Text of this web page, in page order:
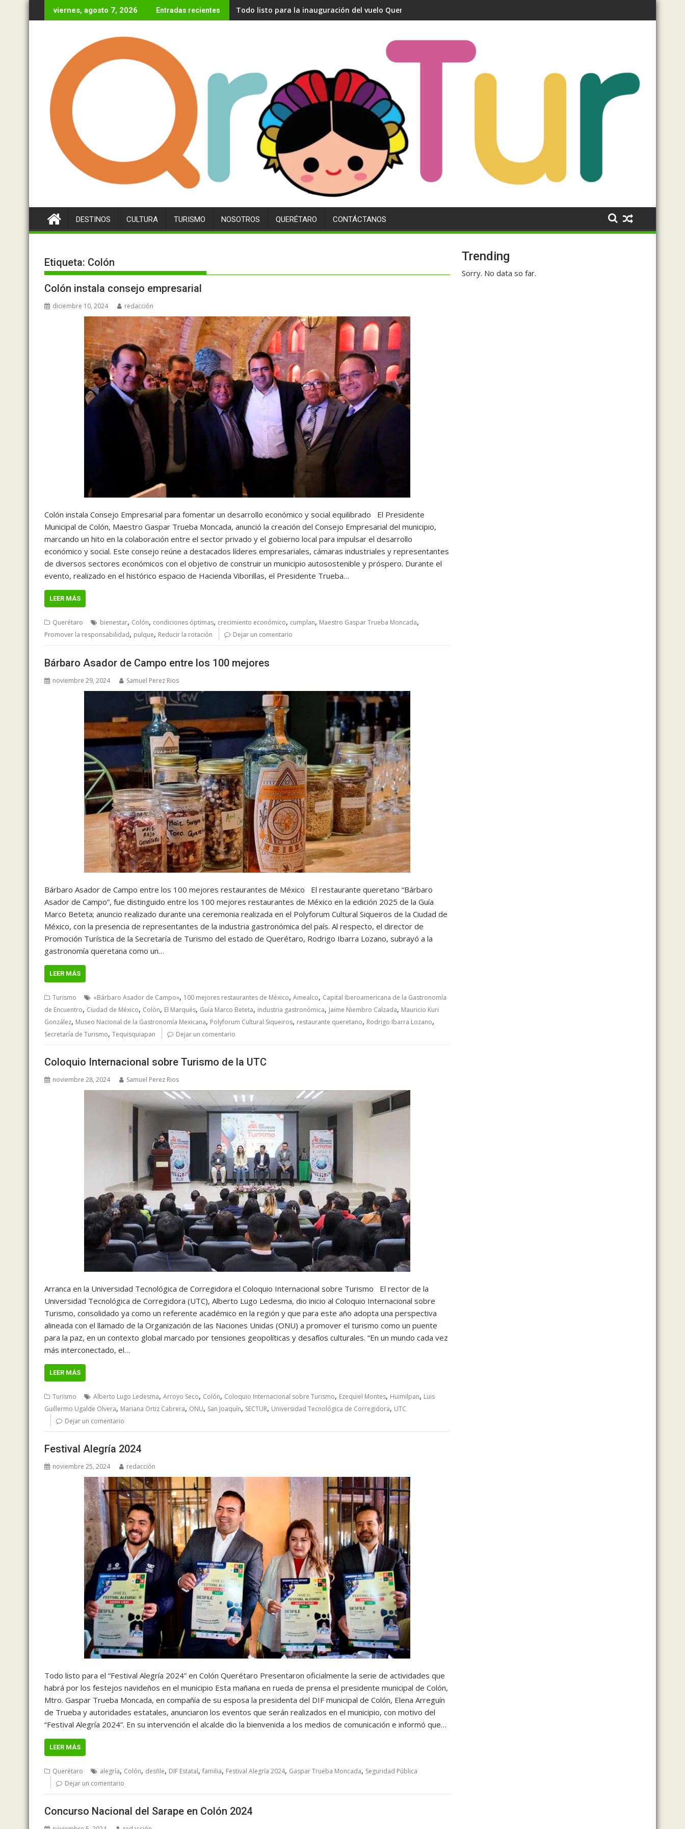
al
viernes, agosto 7, 2026 Entradas recientes Todo listo para la inauguración del vuelo Querétaro- Madrid
DESTINOS CULTURA TURISMO NOSOTROS QUERÉTARO CONTÁCTANOS
Etiqueta: Colón
Colón instala consejo empresarial
diciembre 10, 2024 redacción
Colón instala Consejo Empresarial para fomentar un desarrollo económico y social equilibrado El Presidente
Municipal de Colón, Maestro Gaspar Trueba Moncada, anunció la creación del Consejo Empresarial del municipio,
marcando un hito en la colaboración entre el sector privado y el gobierno local para impulsar el desarrollo
económico y social. Este consejo reúne a destacados líderes empresariales, cámaras industriales y representantes
de diversos sectores económicos con el objetivo de construir un municipio autosostenible y próspero. Durante el
evento, realizado en el histórico espacio de Hacienda Viborillas, el Presidente Trueba…
LEER MÁS
Querétaro bienestar, Colón, condiciones óptimas, crecimiento económico, cumplan, Maestro Gaspar Trueba Moncada,
Promover la responsabilidad, pulque, Reducir la rotación Dejar un comentario
Bárbaro Asador de Campo entre los 100 mejores
noviembre 29, 2024 Samuel Perez Rios
Bárbaro Asador de Campo entre los 100 mejores restaurantes de México El restaurante queretano “Bárbaro
Asador de Campo”, fue distinguido entre los 100 mejores restaurantes de México en la edición 2025 de la Guía
Marco Beteta; anuncio realizado durante una ceremonia realizada en el Polyforum Cultural Siqueiros de la Ciudad de
México, con la presencia de representantes de la industria gastronómica del país. Al respecto, el director de
Promoción Turística de la Secretaría de Turismo del estado de Querétaro, Rodrigo Ibarra Lozano, subrayó a la
gastronomía queretana como un…
LEER MÁS
Turismo «Bárbaro Asador de Campo», 100 mejores restaurantes de México, Amealco, Capital Iberoamericana de la Gastronomía
de Encuentro, Ciudad de México, Colón, El Marqués, Guía Marco Beteta, industria gastronómica, Jaime Niembro Calzada, Mauricio Kuri
González, Museo Nacional de la Gastronomía Mexicana, Polyforum Cultural Siqueiros, restaurante queretano, Rodrigo Ibarra Lozano,
Secretaría de Turismo, Tequisquiapan Dejar un comentario
Coloquio Internacional sobre Turismo de la UTC
noviembre 28, 2024 Samuel Perez Rios
Arranca en la Universidad Tecnológica de Corregidora el Coloquio Internacional sobre Turismo El rector de la
Universidad Tecnológica de Corregidora (UTC), Alberto Lugo Ledesma, dio inicio al Coloquio Internacional sobre
Turismo, consolidado ya como un referente académico en la región y que para este año adopta una perspectiva
alineada con el llamado de la Organización de las Naciones Unidas (ONU) a promover el turismo como un puente
para la paz, en un contexto global marcado por tensiones geopolíticas y desafíos culturales. “En un mundo cada vez
más interconectado, el…
LEER MÁS
Turismo Alberto Lugo Ledesma, Arroyo Seco, Colón, Coloquio Internacional sobre Turismo, Ezequiel Montes, Huimilpan, Luis
Guillermo Ugalde Olvera, Mariana Ortiz Cabrera, ONU, San Joaquín, SECTUR, Universidad Tecnológica de Corregidora, UTC
Dejar un comentario
Festival Alegría 2024
noviembre 25, 2024 redacción
Todo listo para el “Festival Alegría 2024” en Colón Querétaro Presentaron oficialmente la serie de actividades que
habrá por los festejos navideños en el municipio Esta mañana en rueda de prensa el presidente municipal de Colón,
Mtro. Gaspar Trueba Moncada, en compañía de su esposa la presidenta del DIF municipal de Colón, Elena Arreguín
de Trueba y autoridades estatales, anunciaron los eventos que serán realizados en el municipio, con motivo del
“Festival Alegría 2024”. En su intervención el alcalde dio la bienvenida a los medios de comunicación e informó que…
LEER MÁS
Querétaro alegría, Colón, desfile, DIF Estatal, familia, Festival Alegría 2024, Gaspar Trueba Moncada, Seguridad Pública
Dejar un comentario
Concurso Nacional del Sarape en Colón 2024
Trending
Sorry. No data so far.